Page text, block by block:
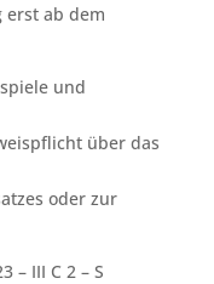
erst ab dem
und
über das
oder zur
– III C 2 – S